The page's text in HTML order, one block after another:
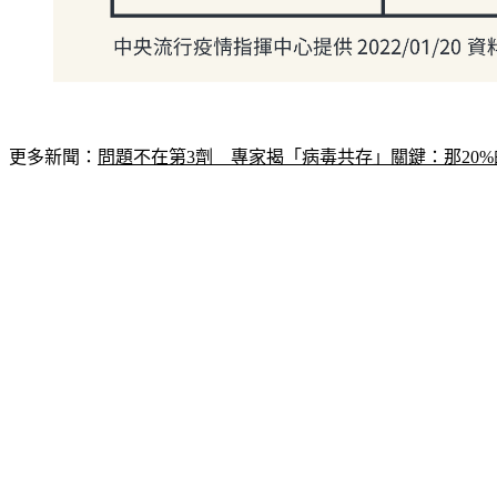
更多新聞： 問題不在第3劑　專家揭「病毒共存」關鍵：那